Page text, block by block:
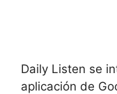
Daily Listen se
aplicación de